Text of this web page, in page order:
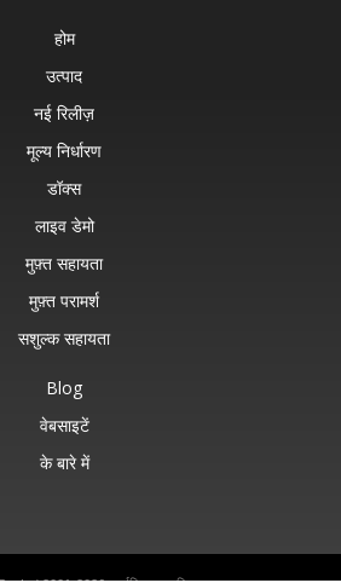
होम
उत्पाद
नई रिलीज़
मूल्य निर्धारण
डॉक्स
लाइव डेमो
मुफ़्त सहायता
मुफ़्त परामर्श
सशुल्क सहायता
Blog
वेबसाइटें
के बारे में